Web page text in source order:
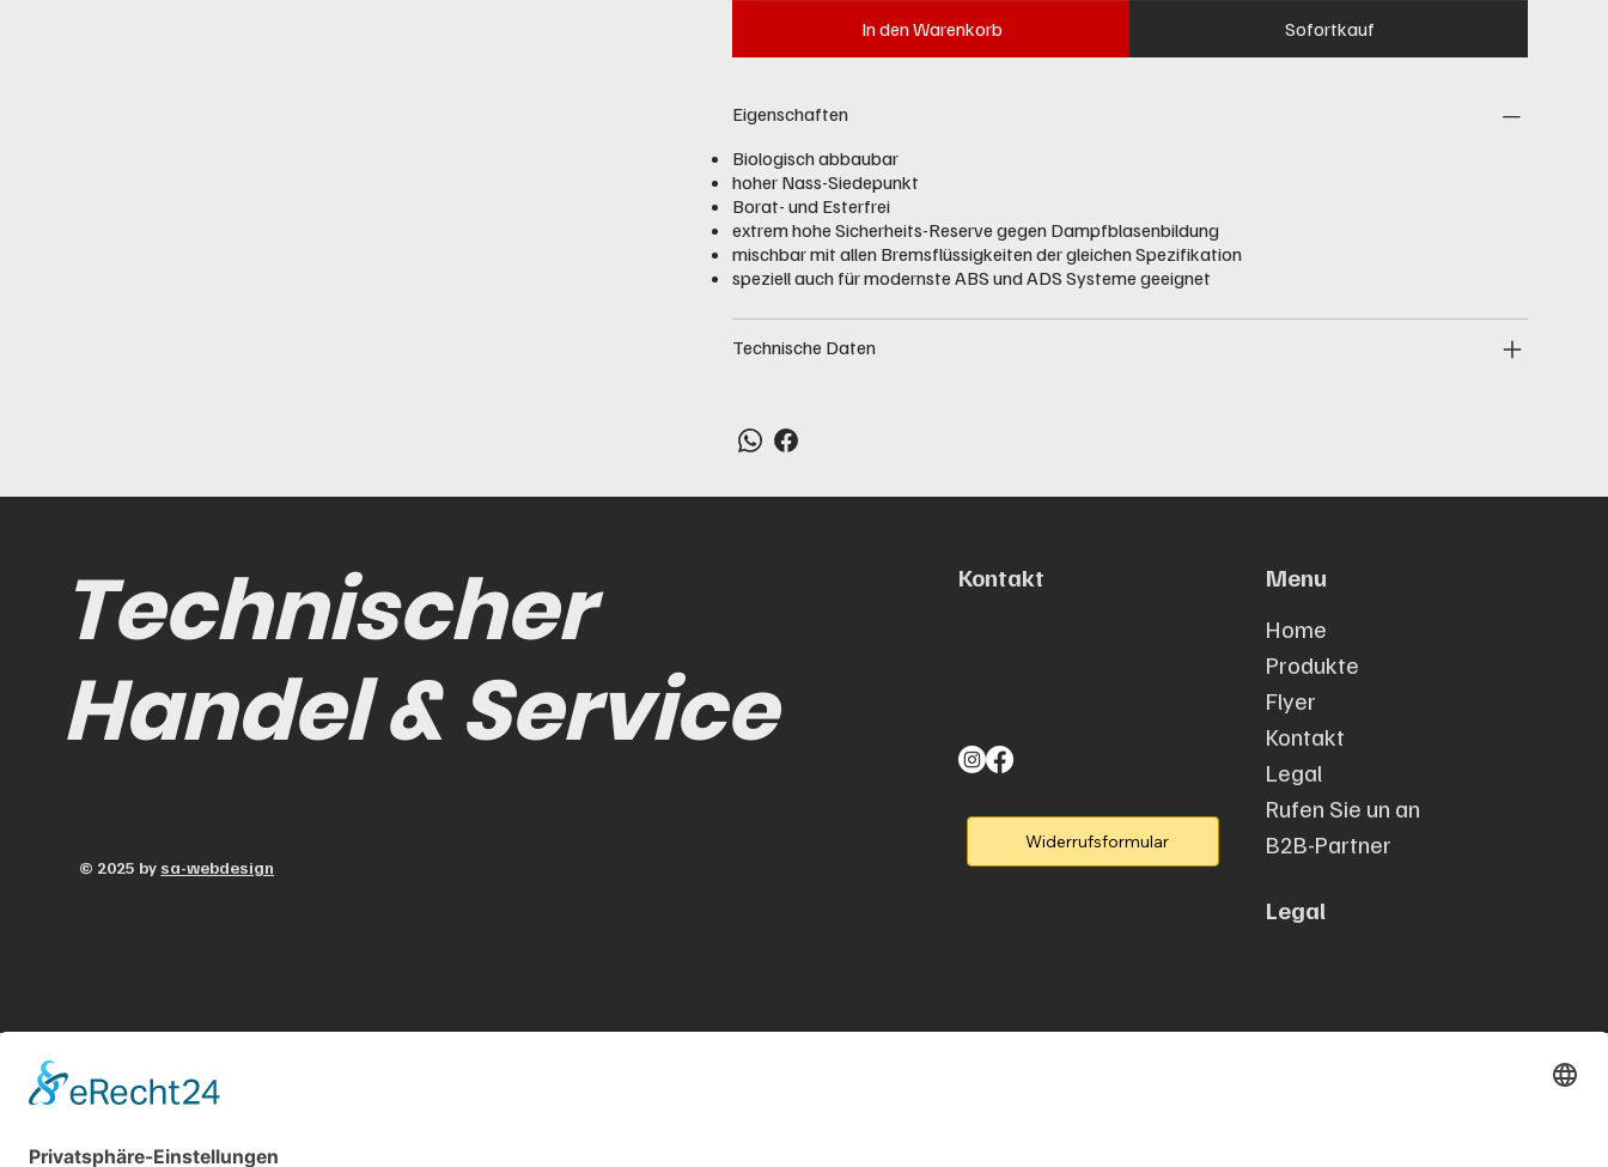
In den Warenkorb Sofortkauf
Eigenschaften
Biologisch abbaubar
hoher Nass-Siedepunkt
Borat- und Esterfrei
extrem hohe Sicherheits-Reserve gegen Dampfblasenbildung
mischbar mit allen Bremsflüssigkeiten der gleichen Spezifikation
speziell auch für modernste ABS und ADS Systeme geeignet
Technische Daten
Technischer
Handel & Service
© 2025 by sa-webdesign
Kontakt
Widerrufsformular
Menu
Home
Produkte
Flyer
Kontakt
Legal
Rufen Sie un an
B2B-Partner
Legal